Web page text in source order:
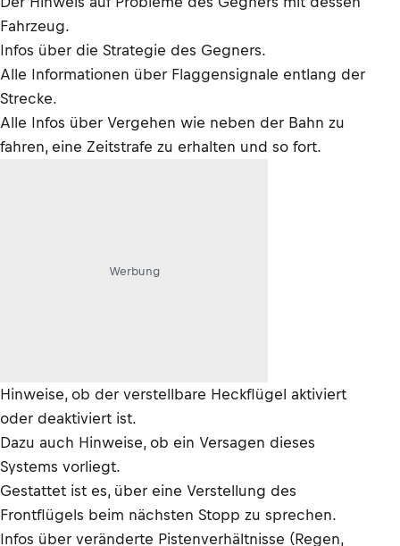
Fahrzeug.
Infos über die Strategie des Gegners.
Alle Informationen über Flaggensignale entlang der
Strecke.
Alle Infos über Vergehen wie neben der Bahn zu
fahren, eine Zeitstrafe zu erhalten und so fort.
Werbung
Hinweise, ob der verstellbare Heckflügel aktiviert
oder deaktiviert ist.
Dazu auch Hinweise, ob ein Versagen dieses
Systems vorliegt.
Gestattet ist es, über eine Verstellung des
Frontflügels beim nächsten Stopp zu sprechen.
Infos über veränderte Pistenverhältnisse (Regen,